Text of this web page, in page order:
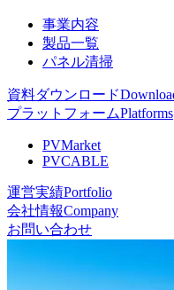
事業内容
製品一覧
パネル清掃
資料ダウンロード
プラットフォームPlatforms
PVMarket
PVCABLE
運営実績Portfolio
会社情報Company
お問い合わせ